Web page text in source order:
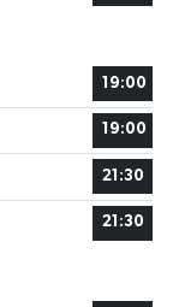
19:00
19:00
21:30
21:30